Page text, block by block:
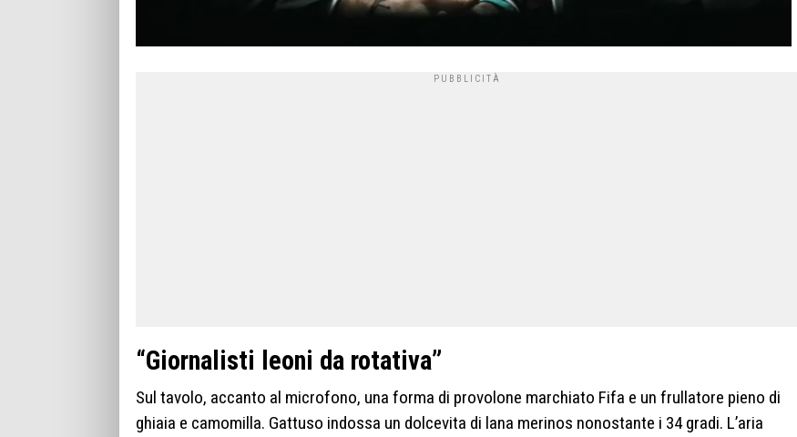
“Giornalisti leoni da rotativa”
Sul tavolo, accanto al microfono, una forma di provolone marchiato Fifa e un frullatore pieno di
ghiaia e camomilla. Gattuso indossa un dolcevita di lana merinos nonostante i 34 gradi. L’aria